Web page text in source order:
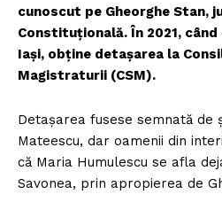
cunoscut pe Gheorghe Stan,
Constituțională. În 2021,
Iași, obține detașarea la
Magistraturii (CSM).
Detașarea fusese semnată de
Mateescu, dar oamenii din
că Maria Humulescu se afla
Savonea, prin apropierea de